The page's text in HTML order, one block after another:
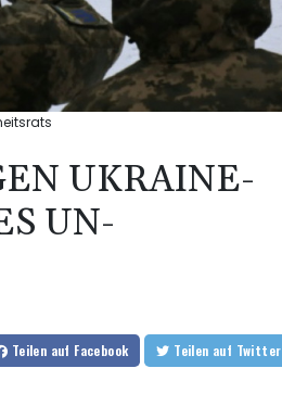
UKRAINE-
UN-
Teilen auf Facebook Teilen auf Twitter